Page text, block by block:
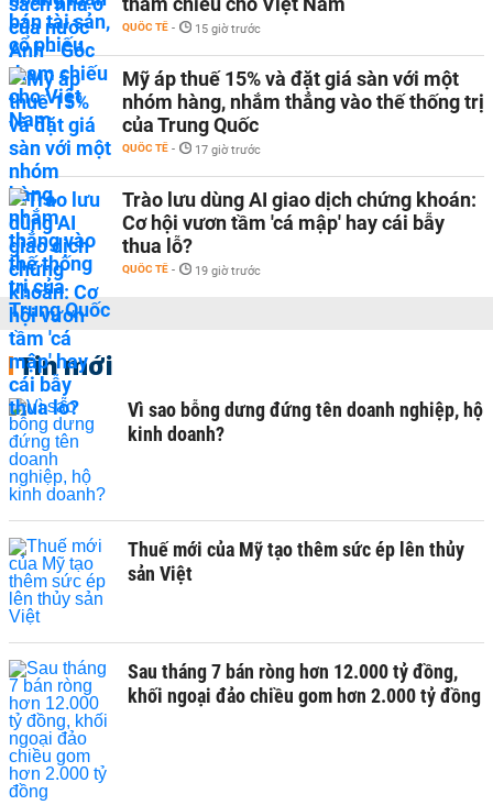
QUỐC TẾ - 15 giờ trước
Mỹ áp thuế 15% và đặt giá sàn với một
nhóm hàng, nhắm thẳng vào thế thống trị
của Trung Quốc
QUỐC TẾ - 17 giờ trước
Trào lưu dùng AI giao dịch chứng khoán:
Cơ hội vươn tầm 'cá mập' hay cái bẫy
thua lỗ?
QUỐC TẾ - 19 giờ trước
Tin mới
Vì sao bỗng dưng đứng tên doanh nghiệp, hộ
kinh doanh?
Thuế mới của Mỹ tạo thêm sức ép lên thủy
sản Việt
Sau tháng 7 bán ròng hơn 12.000 tỷ đồng,
khối ngoại đảo chiều gom hơn 2.000 tỷ đồng